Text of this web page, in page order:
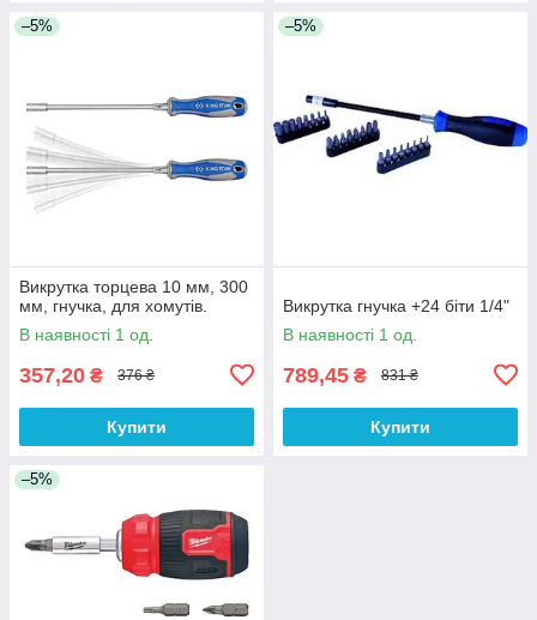
–5%
Викрутка торцева 10 мм, 300
мм, гнучка, для хомутів.
В наявності 1 од.
357,20 ₴ 376 ₴
Купити
–5%
Викрутка гнучка +24 біти 1/4"
В наявності 1 од.
789,45 ₴ 831 ₴
Купити
–5%